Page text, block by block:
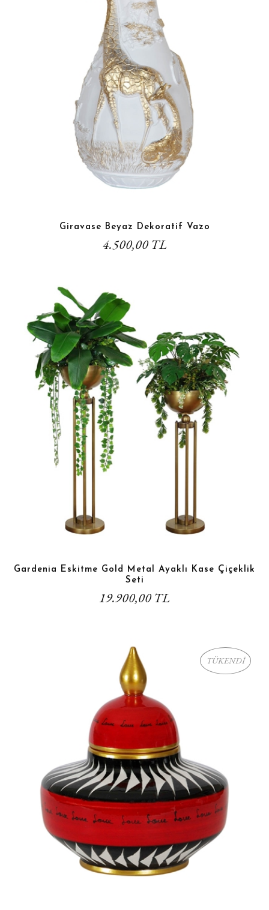
Giravase Beyaz Dekoratif Vazo
4.500,00 TL
Gardenia Eskitme Gold Metal Ayaklı Kase Çiçeklik
Seti
19.900,00 TL
TÜKENDİ